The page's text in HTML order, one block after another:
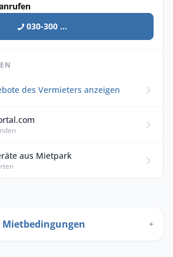
030-300 ...
des Vermieters anzeigen
aus Mietpark
Mietbedingungen +